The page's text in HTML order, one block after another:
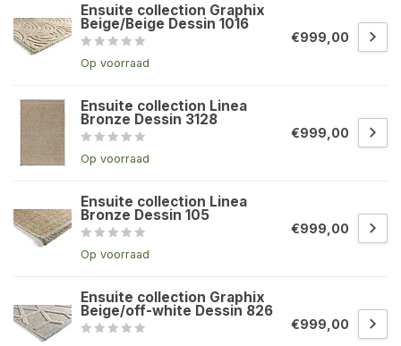
Ensuite collection Graphix
Beige/Beige Dessin 1016
Op voorraad
€999,00
Ensuite collection Linea
Bronze Dessin 3128
Op voorraad
€999,00
Ensuite collection Linea
Bronze Dessin 105
Op voorraad
€999,00
Ensuite collection Graphix
Beige/off-white Dessin 826
€999,00